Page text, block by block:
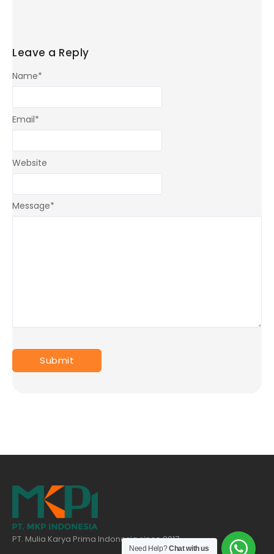
Leave a Reply
Message*
Name*
Email*
Website
PT. Mulia Karya Prima Indonesia since 2017
Need Help?Chat with us